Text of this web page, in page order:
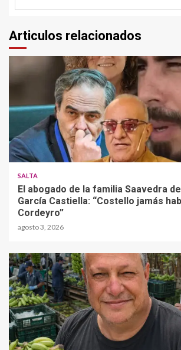
Articulos relacionados
SALTA
El abogado de la familia Saavedra
García Castiella: “Costello jamás
Cordeyro”
agosto 3, 2026